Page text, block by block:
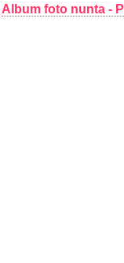
Album foto nunta -